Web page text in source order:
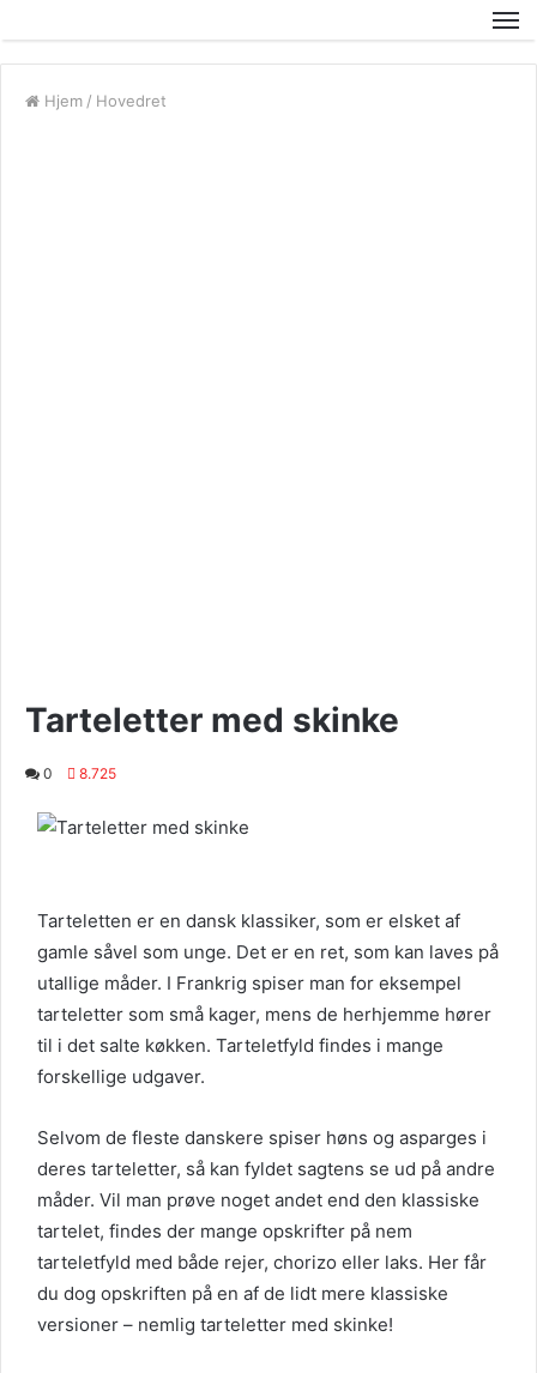
Hjem / Hovedret
Tarteletter med skinke
0 8.725
Tarteletten er en dansk klassiker, som er elsket af
gamle såvel som unge. Det er en ret, som kan laves på
utallige måder. I Frankrig spiser man for eksempel
tarteletter som små kager, mens de herhjemme hører
til i det salte køkken. Tarteletfyld findes i mange
forskellige udgaver.
Selvom de fleste danskere spiser høns og asparges i
deres tarteletter, så kan fyldet sagtens se ud på andre
måder. Vil man prøve noget andet end den klassiske
tartelet, findes der mange opskrifter på nem
tarteletfyld med både rejer, chorizo eller laks. Her får
du dog opskriften på en af de lidt mere klassiske
versioner – nemlig tarteletter med skinke!